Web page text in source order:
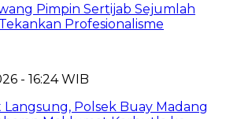
Pimpin Sertijab Sejumlah
Profesionalisme
- 16:24 WIB
Polsek Buay Madang